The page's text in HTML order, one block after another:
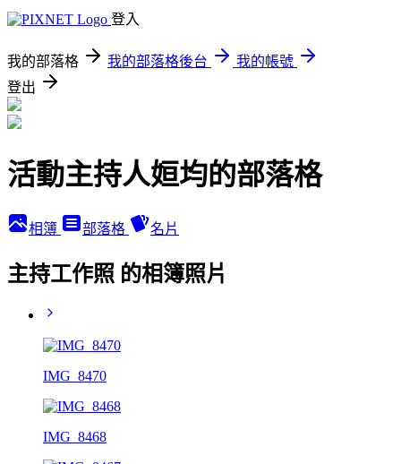
登入
我的部落格 我的部落格後台
我的帳號
登出
活動主持人姮均的部落格
相簿 部落格 名片
主持工作照 的相簿照片
IMG_8470
IMG_8468